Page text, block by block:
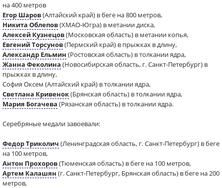
на 400 метров
Егор Шаров(Алтайский край) в беге на 800 метров,
Никита Облепов(ХМАО-Югра) в метании диска,
Алексей Кузнецов(Московская область) в метании копья,
Евгений Торсунов(Пермский край) в прыжках в длину,
Александр Ельмин (Ростовская область) в толкании ядра,
Жанна Феколина (Новосибирская область, г. Санкт-Петербург) в
прыжках в длину,
София Оксем (Алтайский край) в толкании ядра,
Светлана Кривенок(Брянская область) в толкании ядра,
Мария Богачева (Рязанская область) в толкании ядра.
Серебряные медали завоевали:
Федор Триколич (Ленинградская область, г. Санкт-Петербург) в беге
на 100 метров,
Антон Прохоров(Тюменская область) в беге на 100 метров,
Артем Калашян (г. Санкт-Петербург, Брянская область) в беге на 200
метров,